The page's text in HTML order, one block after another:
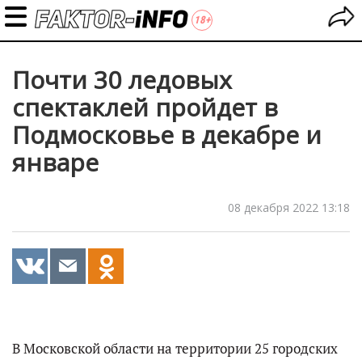
Почти 30 ледовых
спектаклей пройдет в
Подмосковье в декабре и
январе
08 декабря 2022 13:18
В Московской области на территории 25 городских